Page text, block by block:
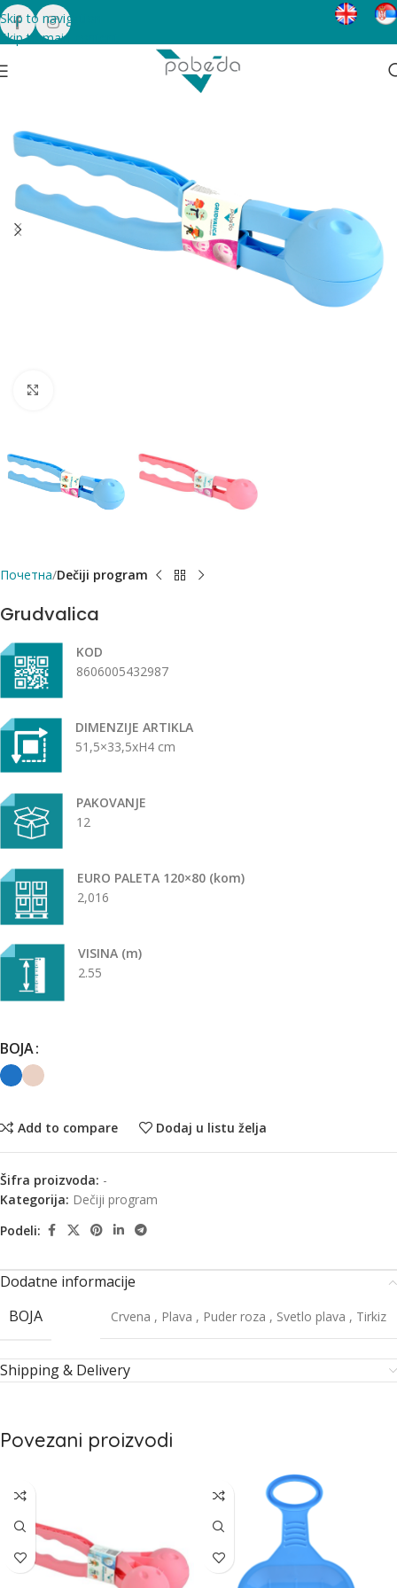
Skip to navigation
Skip to main content
Почетна Dečiji program
Grudvalica
KOD
8606005432987
DIMENZIJE ARTIKLA
51,5×33,5xH4 cm
PAKOVANJE
12
EURO PALETA 120×80 (kom)
2,016
VISINA (m)
2.55
BOJA
Add to compare Dodaj u listu želja
Šifra proizvoda: -
Kategorija: Dečiji program
Podeli:
Dodatne informacije
BOJA
Crvena , Plava , Puder roza , Svetlo plava , Tirkiz
Shipping & Delivery
Povezani proizvodi